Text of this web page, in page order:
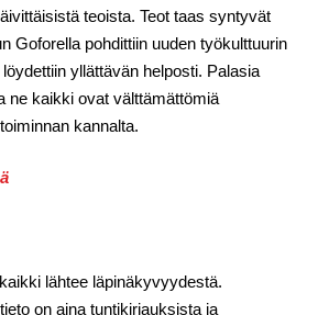
teoista. Teot taas syntyvät
Goforella pohdittiin uuden työkulttuurin
yllättävän helposti. Palasia
ne kaikki ovat välttämättömiä
kannalta.
lähtee läpinäkyvyydestä.
on aina tuntikirjauksista ja